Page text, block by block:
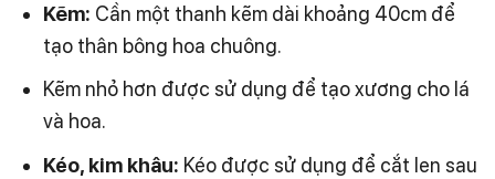
Kẽm: Cần một thanh kẽm dài khoảng 40cm để
tạo thân bông hoa chuông.
Kẽm nhỏ hơn được sử dụng để tạo xương cho lá
và hoa.
Kéo, kim khâu: Kéo được sử dụng để cắt len sau